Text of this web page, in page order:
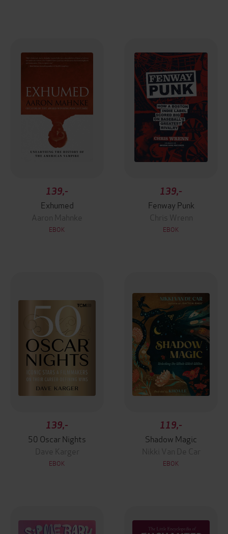
139,-
Exhumed
Aaron Mahnke
EBOK
139,-
Fenway Punk
Chris Wrenn
EBOK
139,-
50 Oscar Nights
Dave Karger
EBOK
119,-
Shadow Magic
Nikki Van De Car
EBOK